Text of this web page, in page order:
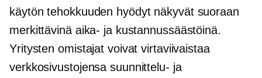
käytön tehokkuuden hyödyt näkyvät suoraan
merkittävinä aika- ja kustannussäästöinä.
Yritysten omistajat voivat virtaviivaistaa
verkkosivustojensa suunnittelu- ja